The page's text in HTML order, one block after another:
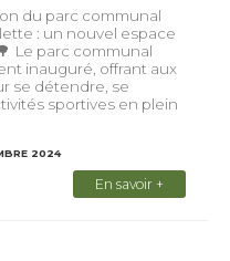
du parc communal
: un nouvel espace
Le parc communal
inauguré, offrant aux
se détendre, se
sportives en plein
2024
En savoir +